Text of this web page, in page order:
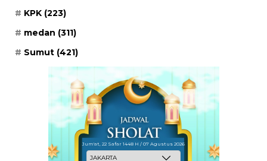
KPK (223)
medan (311)
Sumut (421)
Jum'at, 22 Safar 1448 H / 07 Agustus 2026